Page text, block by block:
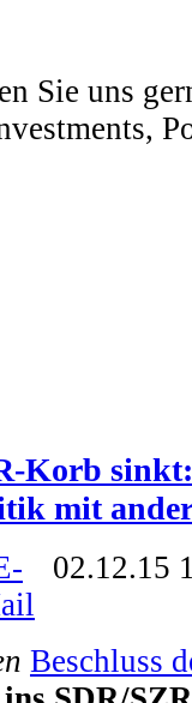
Sie uns
Korb
mit
02.12.15
Beschluss